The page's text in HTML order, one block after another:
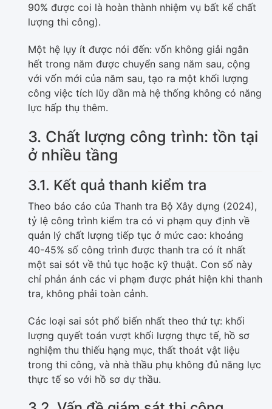
90% được coi là hoàn thành nhiệm vụ bất kể chất
lượng thi công).
Một hệ lụy ít được nói đến: vốn không giải ngân
hết trong năm được chuyển sang năm sau, cộng
với vốn mới của năm sau, tạo ra một khối lượng
công việc tích lũy dần mà hệ thống không có năng
lực hấp thụ thêm.
3. Chất lượng công trình: tồn tại
ở nhiều tầng
3.1. Kết quả thanh kiểm tra
Theo báo cáo của Thanh tra Bộ Xây dựng (2024),
tỷ lệ công trình kiểm tra có vi phạm quy định về
quản lý chất lượng tiếp tục ở mức cao: khoảng
40-45% số công trình được thanh tra có ít nhất
một sai sót về thủ tục hoặc kỹ thuật. Con số này
chỉ phản ánh các vi phạm được phát hiện khi thanh
tra, không phải toàn cảnh.
Các loại sai sót phổ biến nhất theo thứ tự: khối
lượng quyết toán vượt khối lượng thực tế, hồ sơ
nghiệm thu thiếu hạng mục, thất thoát vật liệu
trong thi công, và nhà thầu phụ không đủ năng lực
thực tế so với hồ sơ dự thầu.